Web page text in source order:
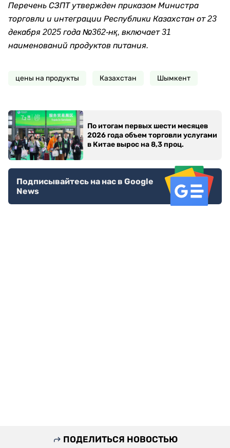
Перечень СЗПТ утвержден приказом Министра
торговли и интеграции Республики Казахстан от 23
декабря 2025 года №362-нқ, включает 31
наименований продуктов питания.
цены на продукты Казахстан Шымкент
По итогам первых шести месяцев
2026 года объем торговли услугами
в Китае вырос на 8,3 проц.
Подписывайтесь на нас в Google
News
ПОДЕЛИТЬСЯ НОВОСТЬЮ